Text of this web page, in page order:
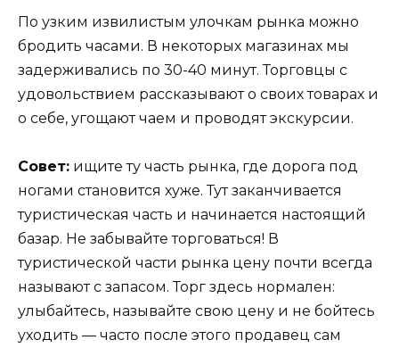
По узким извилистым улочкам рынка можно
бродить часами. В некоторых магазинах мы
задерживались по 30-40 минут. Торговцы с
удовольствием рассказывают о своих товарах и
о себе, угощают чаем и проводят экскурсии.
Совет: ищите ту часть рынка, где дорога под
ногами становится хуже. Тут заканчивается
туристическая часть и начинается настоящий
базар. Не забывайте торговаться! В
туристической части рынка цену почти всегда
называют с запасом. Торг здесь нормален:
улыбайтесь, называйте свою цену и не бойтесь
уходить — часто после этого продавец сам